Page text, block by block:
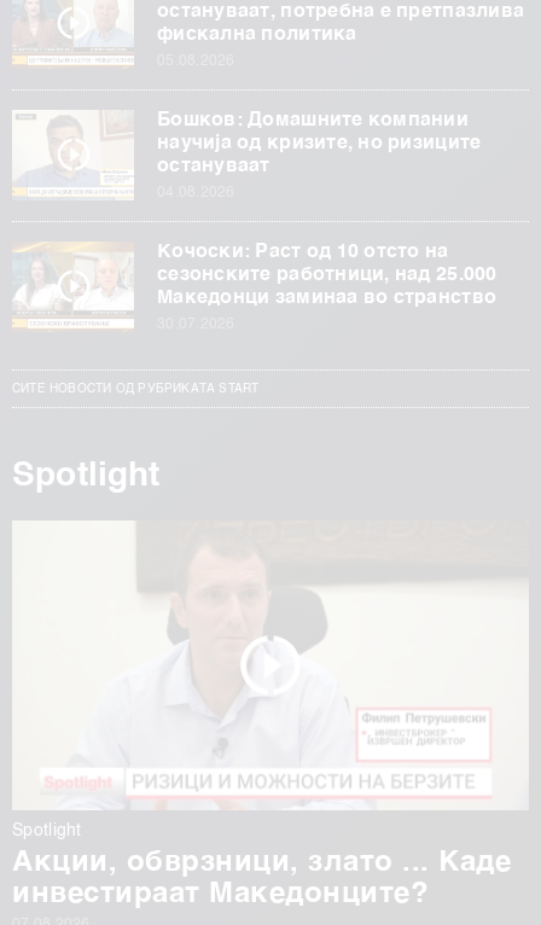
остануваат, потребна е претпазлива
фискална политика
Бошков: Домашните компании
научија од кризите, но ризиците
остануваат
Кочоски: Раст од 10 отсто на
сезонските работници, над 25.000
Македонци заминаа во странство
СИТЕ НОВОСТИ ОД РУБРИКАТА START
Spotlight
Spotlight
Акции, обврзници, злато ... Каде
инвестираат Македонците?